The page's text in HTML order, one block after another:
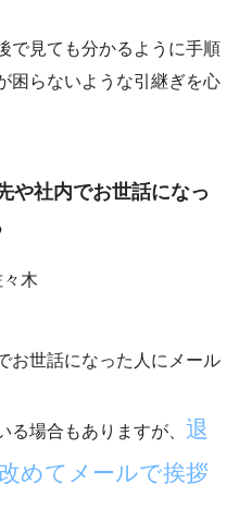
で見ても分かるように手順
困らないような引継ぎを心
や社内でお世話になっ
お世話になった人にメール
る場合もありますが、 退
めてメールで挨拶